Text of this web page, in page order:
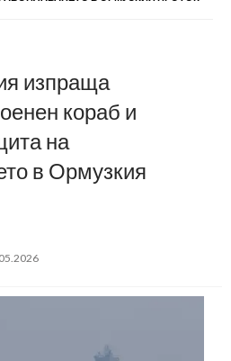
изпраща
кораб и
на
в Ормузкия